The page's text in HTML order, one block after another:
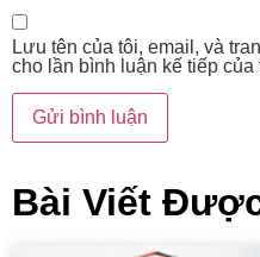
Lưu tên của tôi, email, và
cho lần bình luận kế tiếp của
Bài Viết